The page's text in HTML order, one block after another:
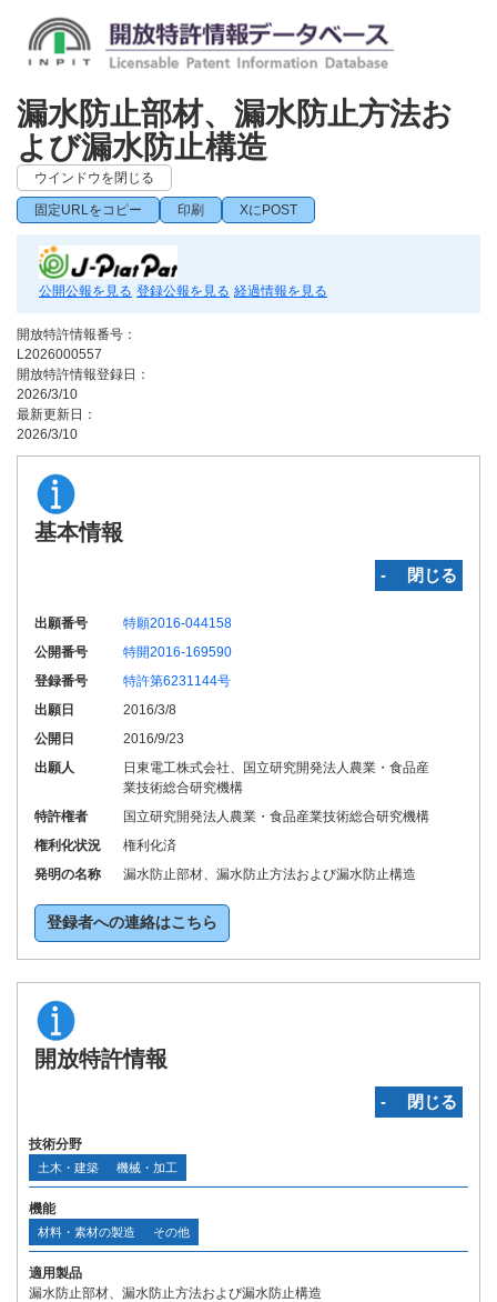
漏水防止部材、漏水防止方法お
よび漏水防止構造
ウインドウを閉じる
固定URLをコピー 印刷 XにPOST
公開公報を見る 登録公報を見る 経過情報を見る
開放特許情報番号：
L2026000557
開放特許情報登録日：
2026/3/10
最新更新日：
2026/3/10
基本情報
‐ 閉じる
出願番号
特願2016-044158
公開番号
特開2016-169590
登録番号
特許第6231144号
出願日
2016/3/8
公開日
2016/9/23
出願人
日東電工株式会社、国立研究開発法人農業・食品産
業技術総合研究機構
特許権者
国立研究開発法人農業・食品産業技術総合研究機構
権利化状況
権利化済
発明の名称
漏水防止部材、漏水防止方法および漏水防止構造
登録者への連絡はこちら
開放特許情報
‐ 閉じる
技術分野
土木・建築 機械・加工
機能
材料・素材の製造 その他
適用製品
漏水防止部材、漏水防止方法および漏水防止構造